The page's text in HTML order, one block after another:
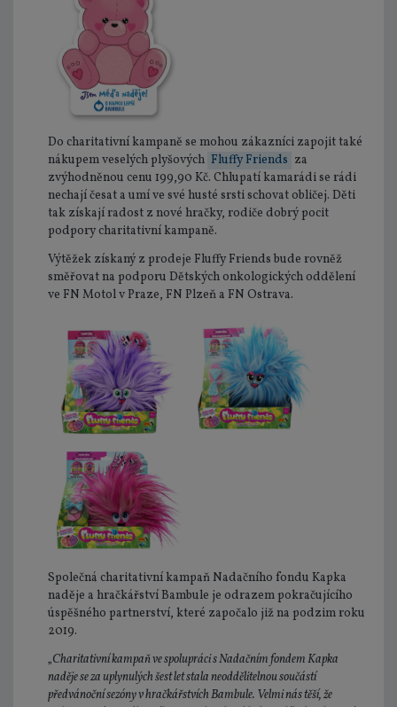
Do charitativní kampaně se mohou zákazníci zapojit také
nákupem veselých plyšových Fluffy Friends za
zvýhodněnou cenu 199,90 Kč. Chlupatí kamarádi se rádi
nechají česat a umí ve své husté srsti schovat obličej. Děti
tak získají radost z nové hračky, rodiče dobrý pocit
podpory charitativní kampaně.
Výtěžek získaný z prodeje Fluffy Friends bude rovněž
směřovat na podporu Dětských onkologických oddělení
ve FN Motol v Praze, FN Plzeň a FN Ostrava.
Společná charitativní kampaň Nadačního fondu Kapka
naděje a hračkářství Bambule je odrazem pokračujícího
úspěšného partnerství, které započalo již na podzim roku
2019.
„Charitativní kampaň ve spolupráci s Nadačním fondem Kapka
naděje se za uplynulých šest let stala neoddělitelnou součástí
předvánoční sezóny v hračkářstvích Bambule. Velmi nás těší, že